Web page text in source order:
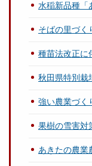
水稲新品種「
そばの里づ
種苗法改正に
秋田県特別栽
強い農業づく
果樹の雪害対
あきたの農業